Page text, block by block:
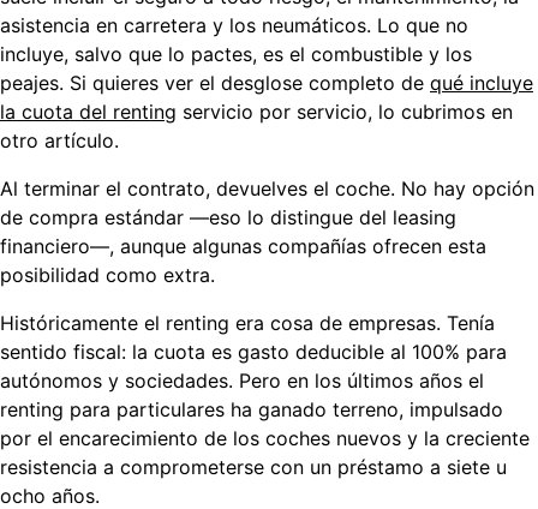
asistencia en carretera y los neumáticos. Lo que no
incluye, salvo que lo pactes, es el combustible y los
peajes. Si quieres ver el desglose completo de qué incluye
la cuota del renting servicio por servicio, lo cubrimos en
otro artículo.
Al terminar el contrato, devuelves el coche. No hay opción
de compra estándar —eso lo distingue del leasing
financiero—, aunque algunas compañías ofrecen esta
posibilidad como extra.
Históricamente el renting era cosa de empresas. Tenía
sentido fiscal: la cuota es gasto deducible al 100% para
autónomos y sociedades. Pero en los últimos años el
renting para particulares ha ganado terreno, impulsado
por el encarecimiento de los coches nuevos y la creciente
resistencia a comprometerse con un préstamo a siete u
ocho años.